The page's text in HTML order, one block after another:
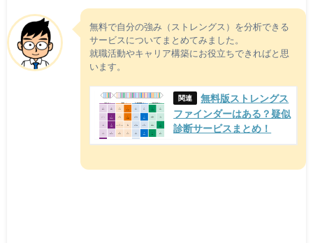
無料で自分の強み（ストレングス）を分析できる
サービスについてまとめてみました。
就職活動やキャリア構築にお役立ちできればと思
います。
無料版ストレングス
ファインダーはある？疑似
診断サービスまとめ！